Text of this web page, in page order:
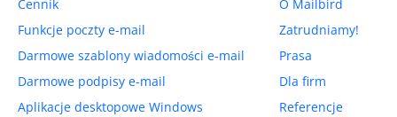
Cennik
Funkcje poczty e-mail
Darmowe szablony wiadomości e-mail
Darmowe podpisy e-mail
Aplikacje desktopowe Windows
O Mailbird
Zatrudniamy!
Prasa
Dla firm
Referencje